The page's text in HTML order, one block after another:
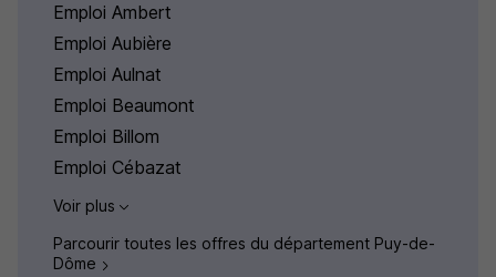
Emploi Ambert
Emploi Aubière
Emploi Aulnat
Emploi Beaumont
Emploi Billom
Emploi Cébazat
Voir plus
Parcourir toutes les offres du département Puy-de-
Dôme